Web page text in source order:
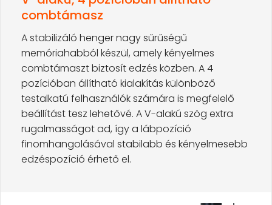
combtámasz
A stabilizáló henger nagy sűrűségű
memóriahabból készül, amely kényelmes
combtámaszt biztosít edzés közben. A 4
pozícióban állítható kialakítás különböző
testalkatú felhasználók számára is megfelelő
beállítást tesz lehetővé. A V-alakú szög extra
rugalmasságot ad, így a lábpozíció
finomhangolásával stabilabb és kényelmesebb
edzéspozíció érhető el.